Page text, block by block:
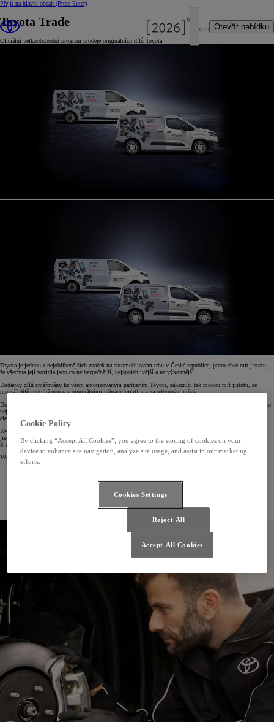
Přejít na hlavní obsah (Press Enter)
Otevřít nabídku
Toyota Trade
Oficiální velkoobchodní program prodeje originálních dílů Toyota
Toyota je jednou z nejoblíbenějších značek na automobilovém trhu v České republice, proto chce mít jistotu,
že všechna její vozidla jsou co nejbezpečnější, nejspolehlivější a nejvýkonnější.
Dodávky dílů směřovány ke všem autorizovaným partnerům Toyota, zákazníci tak mohou mít jistotu, že
montáž dílů probíhá pouze s originálními náhradními díly a na odborném místě.
Doporučujeme vybírat pouze originální díly Toyota, protože pouze tyto díly splňují standardy společnosti a to
nejen v oblasti bezpečnosti a kvality, ale
ale i v oblasti péče o životní prostředí.
Kvalitní originální díly Toyota, které jsou 100% kompatibilní s vozidly Toyota, dodávají vám i zákazníkům
jistotu, že vše bude fungovat, jak má.
S neoriginálními díly tuto jistotu mít nikdy nebudete.
Všichni autorizovaní prodejci Toyota Trade nabízejí následující výhody:
odborní zaměstnanci u autorizovaných prodejců
technická podpora autorizovaného prodejce v případě potřeby
Cookie Policy
By clicking “Accept All Cookies”, you agree to the storing of cookies on your
device to enhance site navigation, analyze site usage, and assist in our marketing
efforts.
Cookies Settings
Reject All
Accept All Cookies